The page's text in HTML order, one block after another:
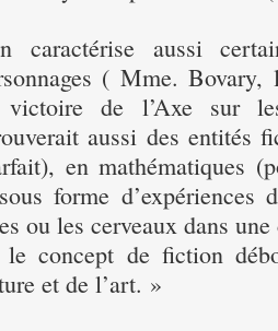
caractérise aussi
( Mme.
victoire de l’Axe sur
aussi des entités
en mathématiques
forme d’expériences
ou les cerveaux dans
concept de fiction
et de l’art. »